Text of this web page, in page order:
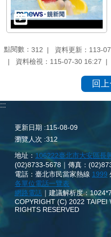
點閱數： 312
資料更新：113-
資料檢視：115-07-30 16:27
回
:::
更新日期
115-08-09
瀏覽人次 312
地址： 106222臺北市大安區長
(02)8733-5678｜傳真：
電話：臺北市民當家熱線 1999
各單位電話一覽表
網路電話 ｜建議解析度：
COPYRIGHT (C) 2022 TAIPEI
RIGHTS RESERVED